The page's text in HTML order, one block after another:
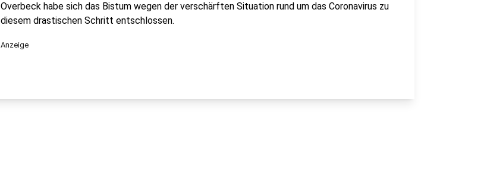
Overbeck habe sich das Bistum wegen der verschärften Situation rund um das Coronavirus zu
diesem drastischen Schritt entschlossen.
Anzeige